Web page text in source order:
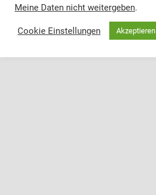
Meine Daten nicht weitergeben.
Cookie Einstellungen Akzeptieren